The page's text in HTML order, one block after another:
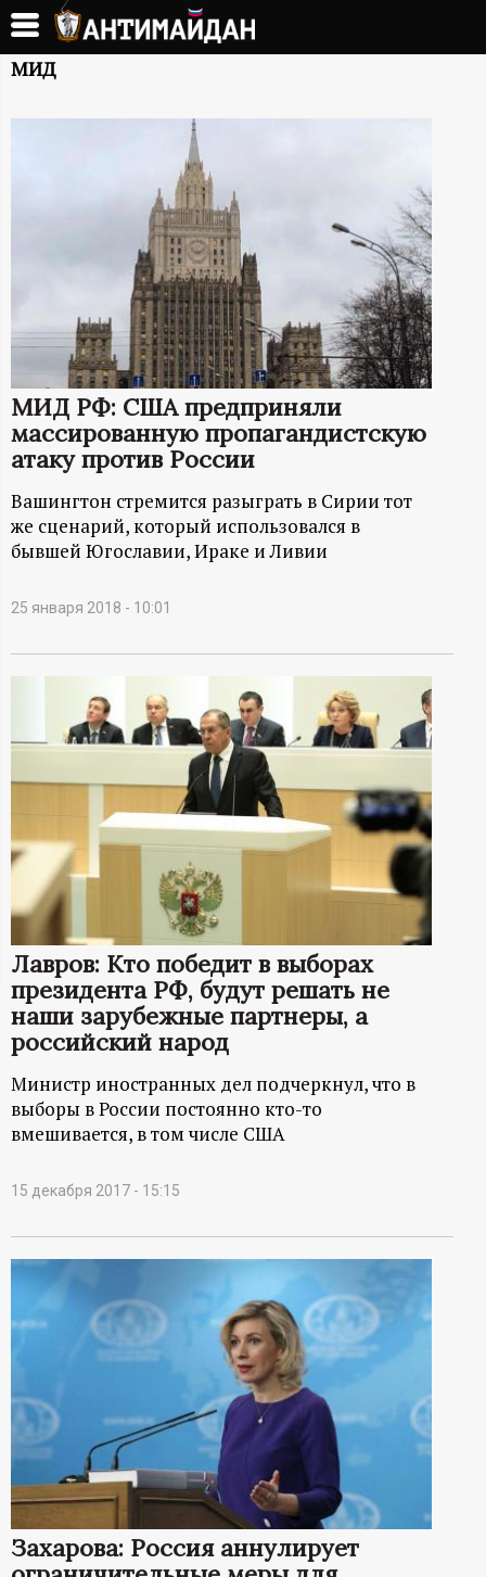
Перейти
основному
А
Н
А
Й
Д
А
Н
-
и
ф
о
р
м
а
ц
и
о
ы
й
о
р
т
МИД
МИД РФ: США предприняли
массированную пропагандистскую
атаку против России
Вашингтон стремится разыграть в Сирии тот
же сценарий, который использовался в
бывшей Югославии, Ираке и Ливии
25 января 2018 - 10:01
Лавров: Кто победит в выборах
президента РФ, будут решать не
наши зарубежные партнеры, а
российский народ
Министр иностранных дел подчеркнул, что в
выборы в России постоянно кто-то
вмешивается, в том числе США
15 декабря 2017 - 15:15
Захарова: Россия аннулирует